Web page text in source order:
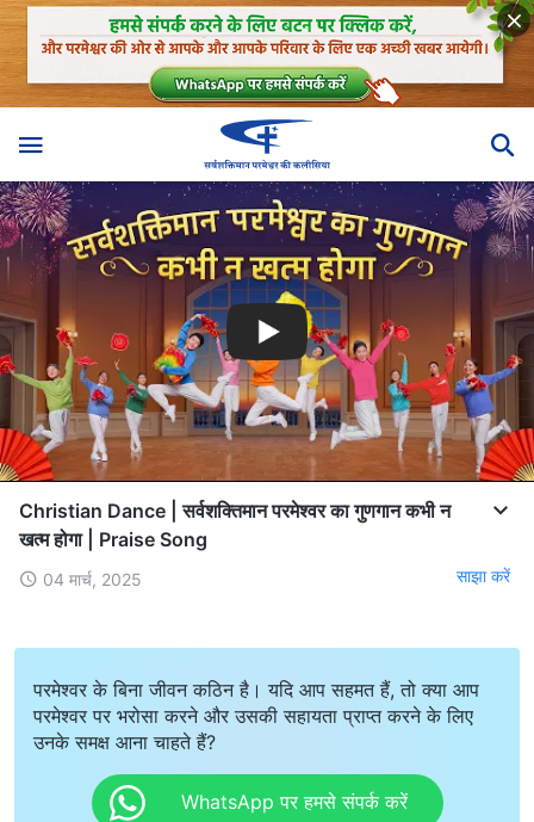
Christian Dance | सर्वशक्तिमान परमेश्वर का गुणगान कभी न
खत्म होगा | Praise Song
04 मार्च, 2025 साझा करें
परमेश्वर के बिना जीवन कठिन है। यदि आप सहमत हैं, तो क्या आप
परमेश्वर पर भरोसा करने और उसकी सहायता प्राप्त करने के लिए
उनके समक्ष आना चाहते हैं?
WhatsApp पर हमसे संपर्क करें